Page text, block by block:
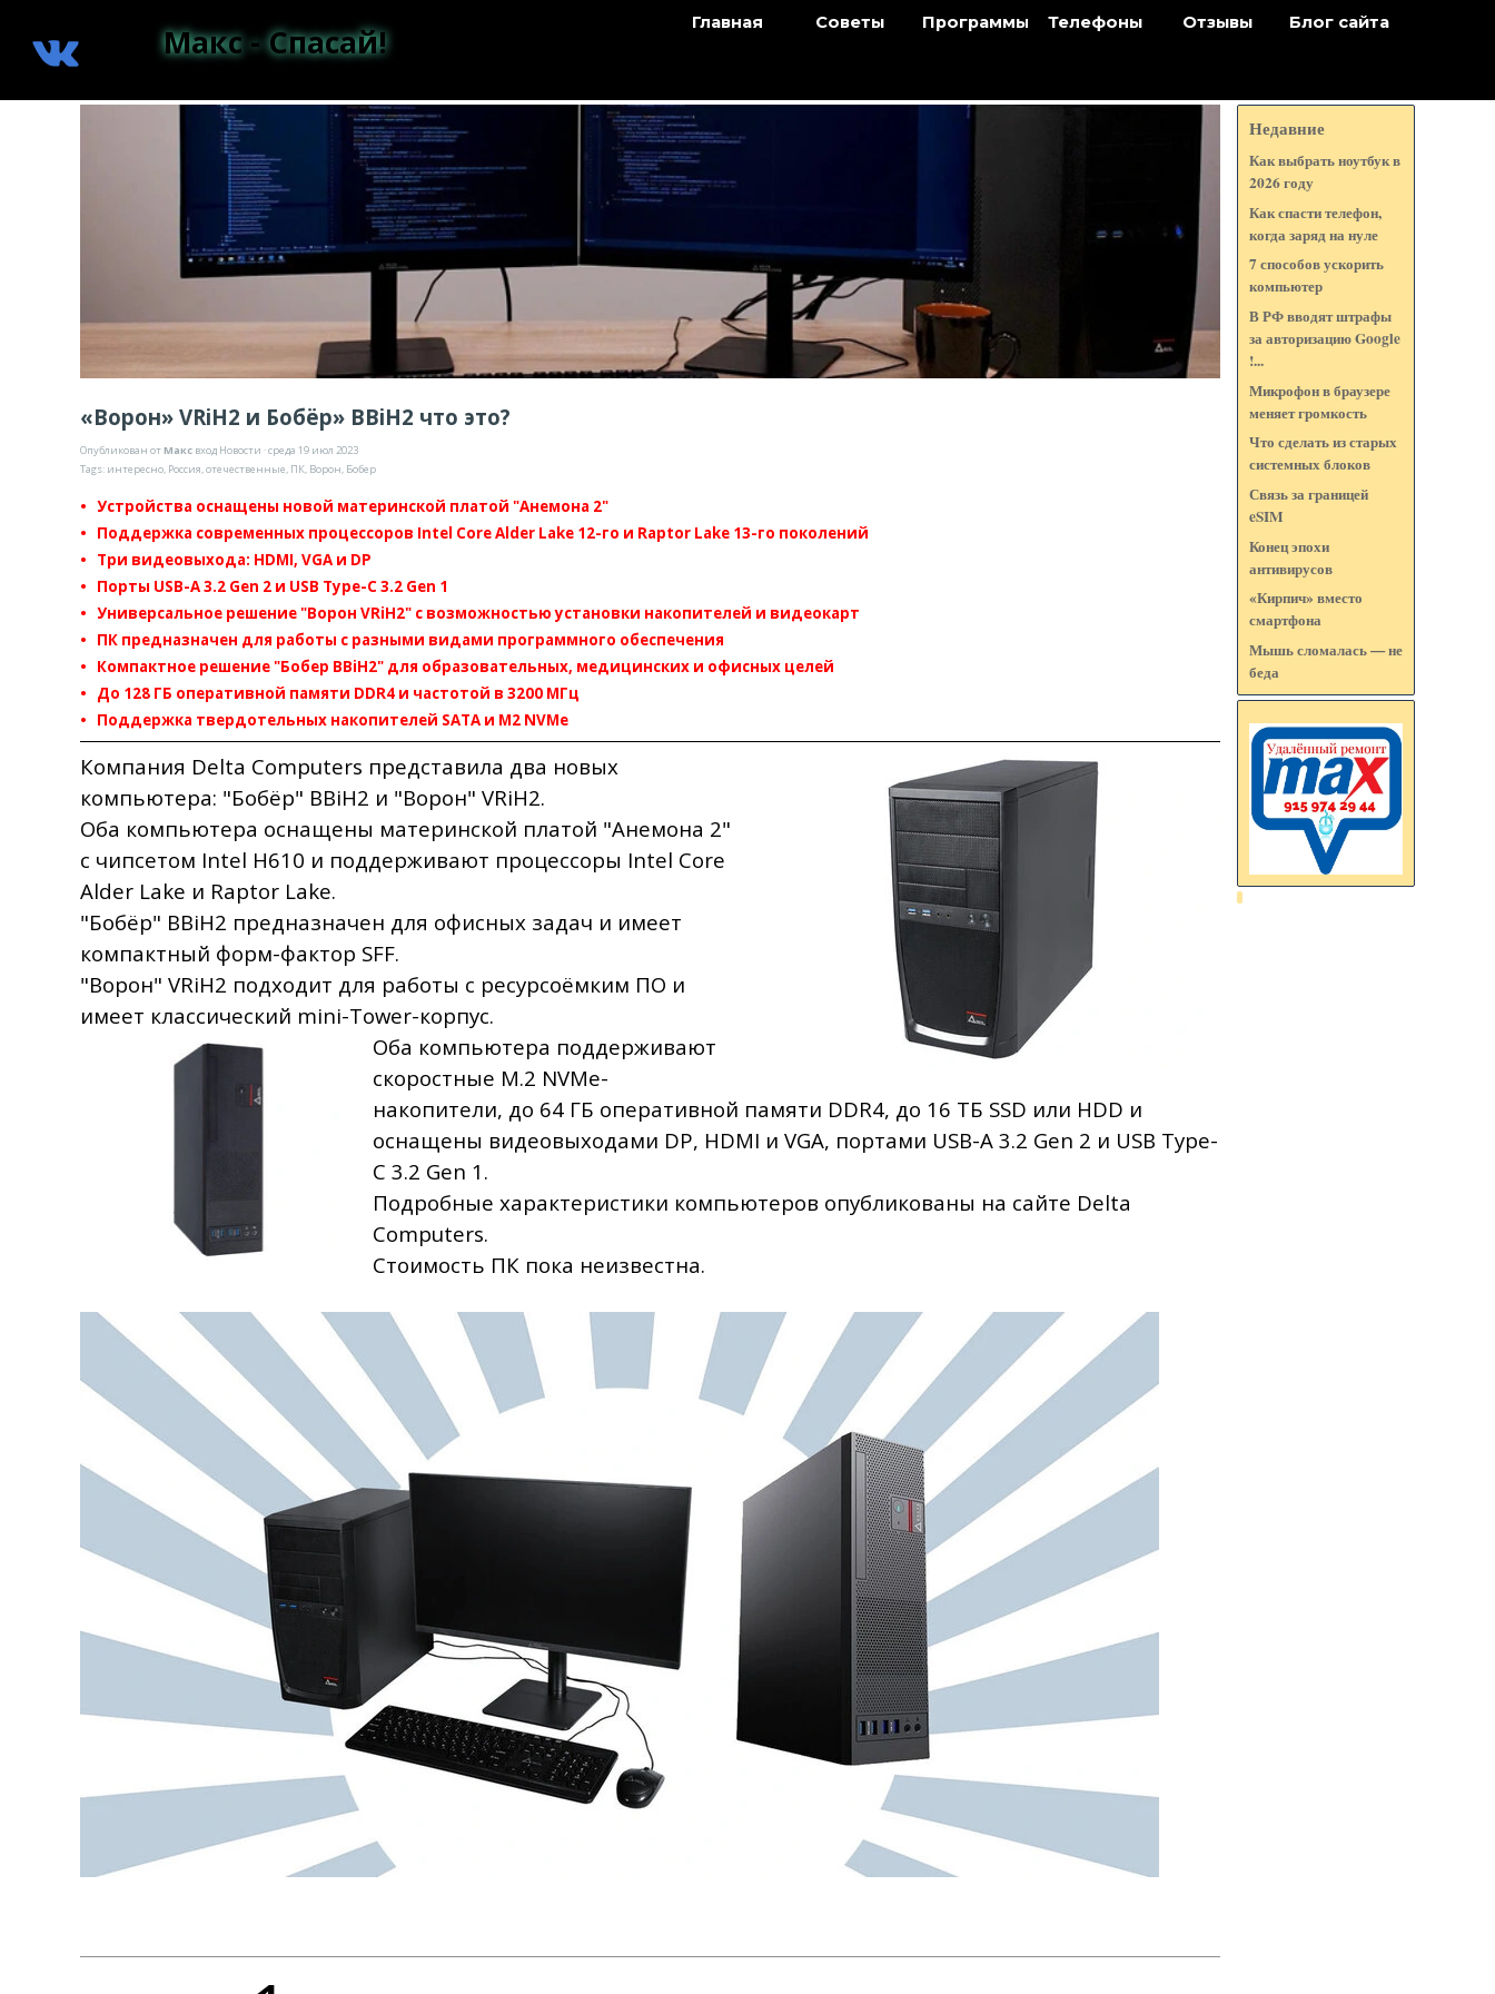
Главная Советы Программы Телефоны Отзывы Блог сайта
Макс - Спасай!
«Ворон» VRiH2 и Бобёр» BBiH2 что это?
Опубликован отМакс вход Новости · среда 19 июл 2023
Tags: интересно, Россия,отечественные, ПК, Ворон, Бобер
• Устройства оснащены новой материнской платой "Анемона 2"
• Поддержка современных процессоров Intel Core Alder Lake 12-го и Raptor Lake 13-го поколений
• Три видеовыхода: HDMI, VGA и DP
• Порты USB-A 3.2 Gen 2 и USB Type-C 3.2 Gen 1
• Универсальное решение "Ворон VRiH2" с возможностью установки накопителей и видеокарт
• ПК предназначен для работы с разными видами программного обеспечения
• Компактное решение "Бобер BBiH2" для образовательных, медицинских и офисных целей
• До 128 ГБ оперативной памяти DDR4 и частотой в 3200 МГц
• Поддержка твердотельных накопителей SATA и М2 NVMe
Компания Delta Computers представила два новых
компьютера: "Бобёр" BBiH2 и "Ворон" VRiH2.
Оба компьютера оснащены материнской платой "Анемона 2"
с чипсетом Intel H610 и поддерживают процессоры Intel Core
Alder Lake и Raptor Lake.
"Бобёр" BBiH2 предназначен для офисных задач и имеет
компактный форм-фактор SFF.
"Ворон" VRiH2 подходит для работы с ресурсоёмким ПО и
имеет классический mini-Tower-корпус.
Оба компьютера поддерживают
скоростные М.2 NVMe-
накопители, до 64 ГБ оперативной памяти DDR4, до 16 ТБ SSD или HDD и
оснащены видеовыходами DP, HDMI и VGA, портами USB-A 3.2 Gen 2 и USB Type-
C 3.2 Gen 1.
Подробные характеристики компьютеров опубликованы на сайте Delta
Computers.
Стоимость ПК пока неизвестна.
Недавние
Как выбрать ноутбук в
2026 году
Как спасти телефон,
когда заряд на нуле
7 способов ускорить
компьютер
В РФ вводят штрафы
за авторизацию Google
!...
Микрофон в браузере
меняет громкость
Что сделать из старых
системных блоков
Связь за границей
eSIM
Конец эпохи
антивирусов
«Кирпич» вместо
смартфона
Мышь сломалась — не
беда